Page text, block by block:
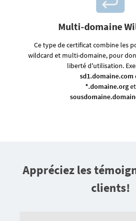
Multi-domaine
Ce type de certificat combine les
wildcard et multi-domaine, pour
liberté d'utilisation.
sd1.domaine.com
*.domaine.orget
Appréciez les
clients!